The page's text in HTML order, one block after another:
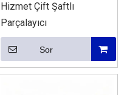
Hizmet Çift Şaftlı
Parçalayıcı
Sor